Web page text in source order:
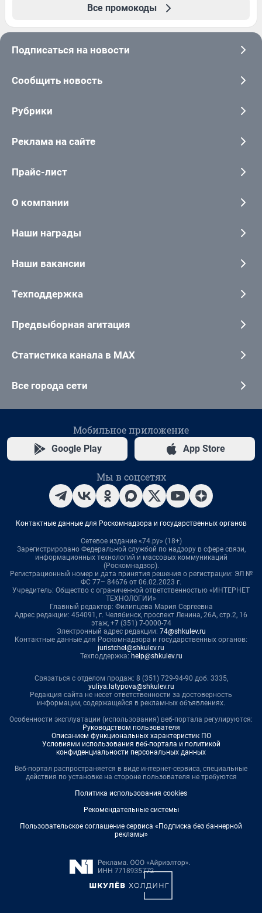
Все промокоды
Подписаться на новости
Сообщить новость
Рубрики
Реклама на сайте
Прайс-лист
О компании
Наши награды
Наши вакансии
Техподдержка
Предвыборная агитация
Статистика канала в MAX
Все города сети
Мобильное приложение
Google Play App Store
Мы в соцсетях
Контактные данные для Роскомнадзора и государственных органов
Сетевое издание «74.ру» (18+)
Зарегистрировано Федеральной службой по надзору в сфере связи,
информационных технологий и массовых коммуникаций
(Роскомнадзор).
Регистрационный номер и дата принятия решения о регистрации: ЭЛ №
ФС 77– 84676 от 06.02.2023 г.
Учредитель: Общество с ограниченной ответственностью «ИНТЕРНЕТ
ТЕХНОЛОГИИ»
Главный редактор: Филипцева Мария Сергеевна
Адрес редакции: 454091, г. Челябинск, проспект Ленина, 26А, стр.2, 16
этаж, +7 (351) 7-0000-74
Электронный адрес редакции: 74@shkulev.ru
Контактные данные для Роскомнадзора и государственных органов:
juristchel@shkulev.ru
Техподдержка: help@shkulev.ru
Связаться с отделом продаж: 8 (351) 729-94-90 доб. 3335,
yuliya.latypova@shkulev.ru
Редакция сайта не несет ответственности за достоверность
информации, содержащейся в рекламных объявлениях.
Особенности эксплуатации (использования) веб-портала регулируются:
Руководством пользователя
Описанием функциональных характеристик ПО
Условиями использования веб-портала и политикой
конфиденциальности персональных данных
Веб-портал распространяется в виде интернет-сервиса, специальные
действия по установке на стороне пользователя не требуются
Политика использования cookies
Рекомендательные системы
Пользовательское соглашение сервиса «Подписка без баннерной
рекламы»